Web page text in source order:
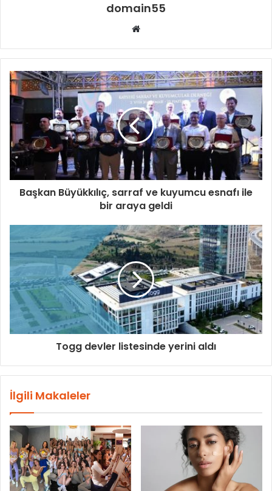
domain55
Web
Başkan Büyükkılıç, sarraf ve kuyumcu esnafı ile
bir araya geldi
Togg devler listesinde yerini aldı
İlgili Makaleler